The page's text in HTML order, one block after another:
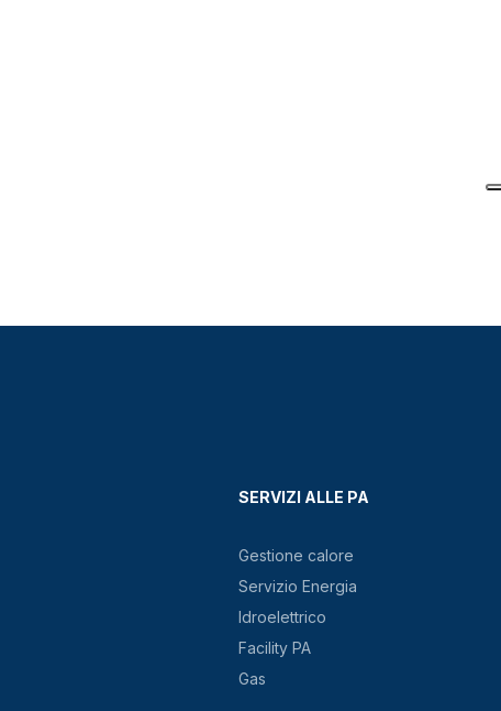
SERVIZI ALLE PA
Gestione calore
Servizio Energia
Idroelettrico
Facility PA
Gas